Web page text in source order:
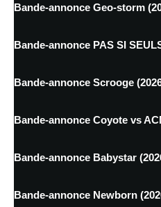
Bande-annonce Geo-storm
Bande-annonce PAS SI
Bande-annonce Scrooge
Bande-annonce Coyote vs
Bande-annonce Babystar
Bande-annonce Newborn